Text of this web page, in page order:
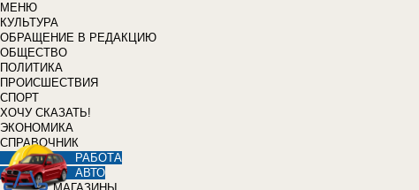
МЕНЮ
КУЛЬТУРА
ОБРАЩЕНИЕ В РЕДАКЦИЮ
ОБЩЕСТВО
ПОЛИТИКА
ПРОИСШЕСТВИЯ
СПОРТ
ХОЧУ СКАЗАТЬ!
ЭКОНОМИКА
СПРАВОЧНИК
РАБОТА
АВТО